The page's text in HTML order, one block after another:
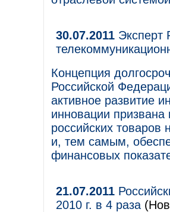
30.07.2011 Эксперт
Концепция
Российской
активное развитие
инновации призвана
российских
и, тем самым,
финансовых
21.07.2011
2010 г. в 4 раза